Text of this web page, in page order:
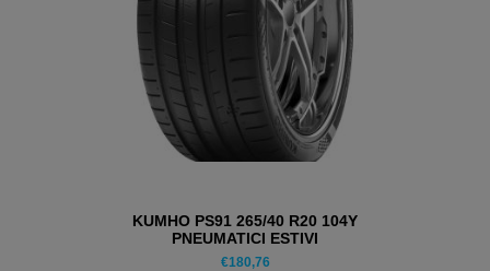
KUMHO PS91 265/40 R20 104Y
PNEUMATICI ESTIVI
€180,76